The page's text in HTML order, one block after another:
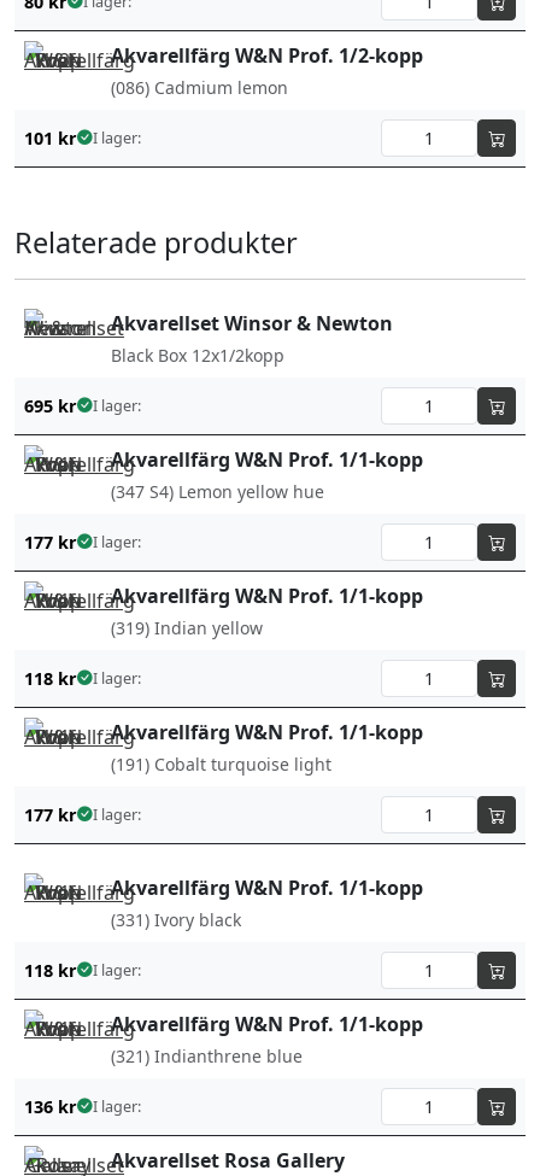
Akvarellfärg W&N Prof. 1/2-kopp
(086) Cadmium lemon
101 kr I lager:
Relaterade produkter
Akvarellset Winsor & Newton
Black Box 12x1/2kopp
695 kr I lager:
Akvarellfärg W&N Prof. 1/1-kopp
(347 S4) Lemon yellow hue
177 kr I lager:
Akvarellfärg W&N Prof. 1/1-kopp
(319) Indian yellow
118 kr I lager:
Akvarellfärg W&N Prof. 1/1-kopp
(191) Cobalt turquoise light
177 kr I lager:
Akvarellfärg W&N Prof. 1/1-kopp
(331) Ivory black
118 kr I lager:
Akvarellfärg W&N Prof. 1/1-kopp
(321) Indianthrene blue
136 kr I lager:
Akvarellset Rosa Gallery